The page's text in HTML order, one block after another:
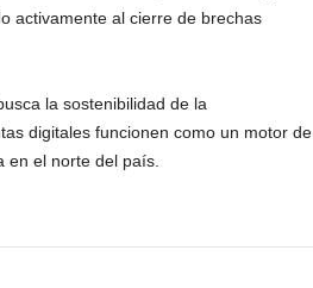
activamente al cierre de brechas
la sostenibilidad de la
digitales funcionen como un motor de
en el norte del país.